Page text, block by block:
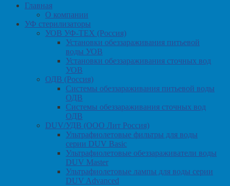
Главная
О компании
УФ стерилизаторы
УОВ УФ-ТЕХ (Россия)
Установки обеззараживания питьевой
воды УОВ
Установки обеззараживания сточных вод
УОВ
ОДВ (Россия)
Системы обеззараживания питьевой воды
ОДВ
Системы обеззараживания сточных вод
ОДВ
DUV/УДВ (ООО Лит Россия)
Ультрафиолетовые фильтры для воды
серии DUV Basic
Ультрафиолетовые обеззараживатели воды
DUV Master
Ультрафиолетовые лампы для воды серии
DUV Advanced